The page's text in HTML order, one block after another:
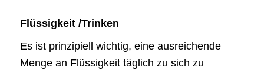
Flüssigkeit /Trinken
Es ist prinzipiell wichtig, eine ausreichende
Menge an Flüssigkeit täglich zu sich zu